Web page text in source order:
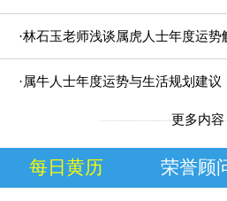
·林石玉老师浅谈属虎人士年度运势
·属牛人士年度运势与生活规划建议
更多内容
每日黄历 荣誉顾